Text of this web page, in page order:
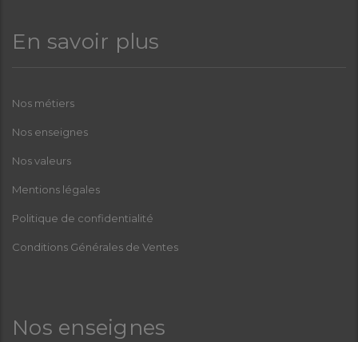
En savoir plus
Nos métiers
Nos enseignes
Nos valeurs
Mentions légales
Politique de confidentialité
Conditions Générales de Ventes
Nos enseignes